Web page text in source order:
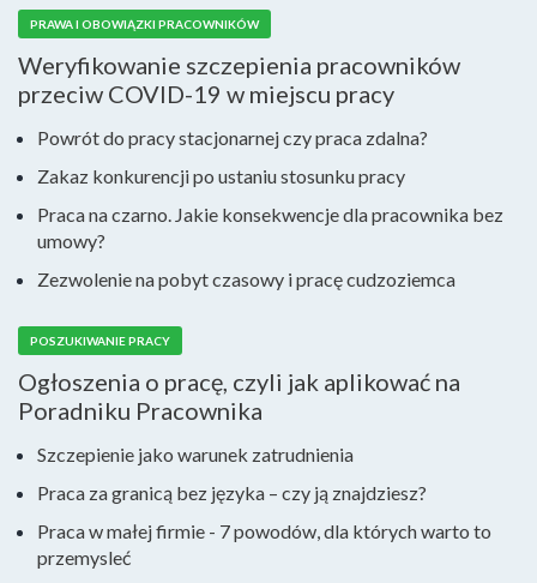
PRAWA I OBOWIĄZKI PRACOWNIKÓW
Weryfikowanie szczepienia pracowników
przeciw COVID-19 w miejscu pracy
Powrót do pracy stacjonarnej czy praca zdalna?
Zakaz konkurencji po ustaniu stosunku pracy
Praca na czarno. Jakie konsekwencje dla pracownika bez
umowy?
Zezwolenie na pobyt czasowy i pracę cudzoziemca
POSZUKIWANIE PRACY
Ogłoszenia o pracę, czyli jak aplikować na
Poradniku Pracownika
Szczepienie jako warunek zatrudnienia
Praca za granicą bez języka – czy ją znajdziesz?
Praca w małej firmie - 7 powodów, dla których warto to
przemysleć